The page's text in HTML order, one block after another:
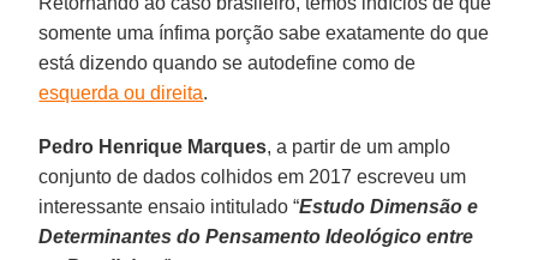
somente uma ínfima porção sabe exatamente do que
está dizendo quando se autodefine como de
esquerda ou direita.
Pedro Henrique Marques, a partir de um amplo
conjunto de dados colhidos em 2017 escreveu um
interessante ensaio intitulado “Estudo Dimensão e
Determinantes do Pensamento Ideológico entre